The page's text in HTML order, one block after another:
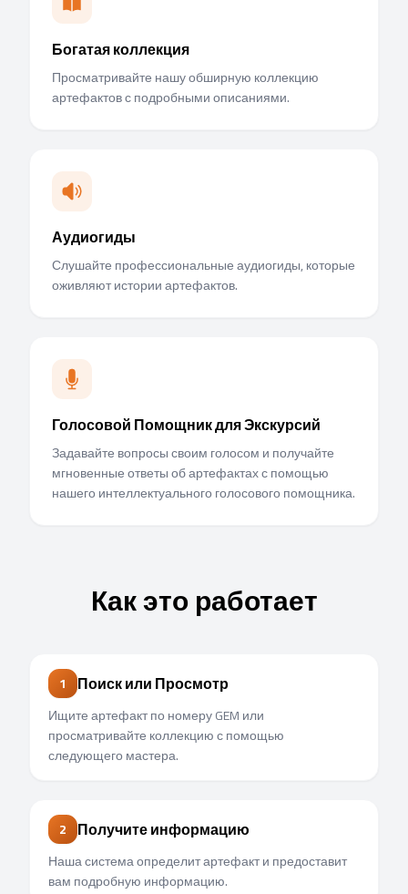
Богатая коллекция
Просматривайте нашу обширную коллекцию
артефактов с подробными описаниями.
Аудиогиды
Слушайте профессиональные аудиогиды, которые
оживляют истории артефактов.
Голосовой Помощник для Экскурсий
Задавайте вопросы своим голосом и получайте
мгновенные ответы об артефактах с помощью
нашего интеллектуального голосового помощника.
Как это работает
1 Поиск или Просмотр
Ищите артефакт по номеру GEM или
просматривайте коллекцию с помощью
следующего мастера.
2 Получите информацию
Наша система определит артефакт и предоставит
вам подробную информацию.